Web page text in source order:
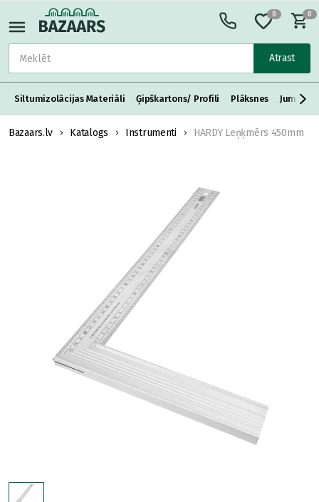
Atrast
0 0
Siltumizolācijas Materiāli Ģipškartons/ Profili Plāksnes Jumta
Bazaars.lv Katalogs Instrumenti HARDY Leņķmērs 450mm